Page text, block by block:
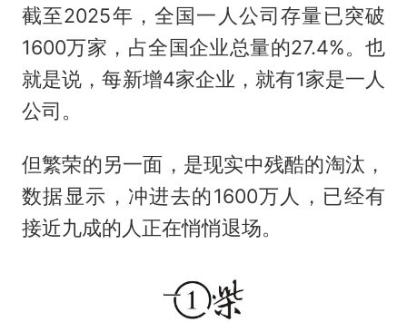
截至2025年，全国一人公司存量已突破
1600万家，占全国企业总量的27.4%。也
就是说，每新增4家企业，就有1家是一人
公司。
但繁荣的另一面，是现实中残酷的淘汰，
数据显示，冲进去的1600万人，已经有
接近九成的人正在悄悄退场。